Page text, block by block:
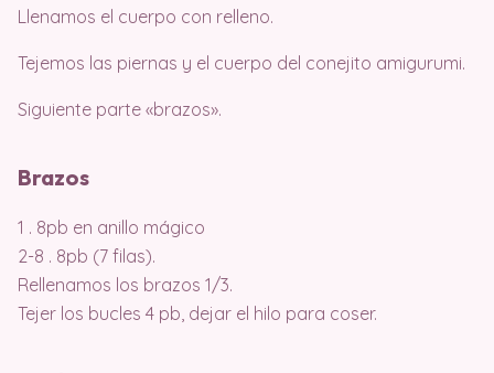
Llenamos el cuerpo con relleno.
Tejemos las piernas y el cuerpo del conejito amigurumi.
Siguiente parte «brazos».
Brazos
1 . 8pb en anillo mágico
2-8 . 8pb (7 filas).
Rellenamos los brazos 1/3.
Tejer los bucles 4 pb, dejar el hilo para coser.